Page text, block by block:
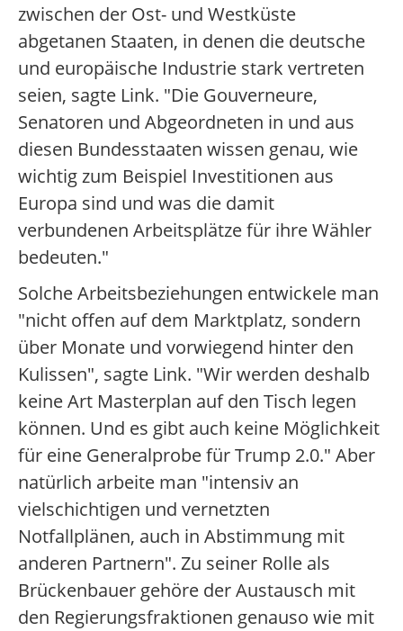
zwischen der Ost- und Westküste
abgetanen Staaten, in denen die deutsche
und europäische Industrie stark vertreten
seien, sagte Link. "Die Gouverneure,
Senatoren und Abgeordneten in und aus
diesen Bundesstaaten wissen genau, wie
wichtig zum Beispiel Investitionen aus
Europa sind und was die damit
verbundenen Arbeitsplätze für ihre Wähler
bedeuten."
Solche Arbeitsbeziehungen entwickele man
"nicht offen auf dem Marktplatz, sondern
über Monate und vorwiegend hinter den
Kulissen", sagte Link. "Wir werden deshalb
keine Art Masterplan auf den Tisch legen
können. Und es gibt auch keine Möglichkeit
für eine Generalprobe für Trump 2.0." Aber
natürlich arbeite man "intensiv an
vielschichtigen und vernetzten
Notfallplänen, auch in Abstimmung mit
anderen Partnern". Zu seiner Rolle als
Brückenbauer gehöre der Austausch mit
den Regierungsfraktionen genauso wie mit